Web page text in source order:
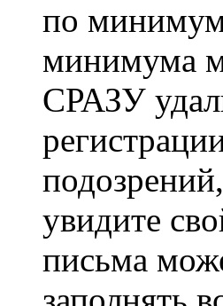
по
минимума
СРАЗУ
увидите
письма